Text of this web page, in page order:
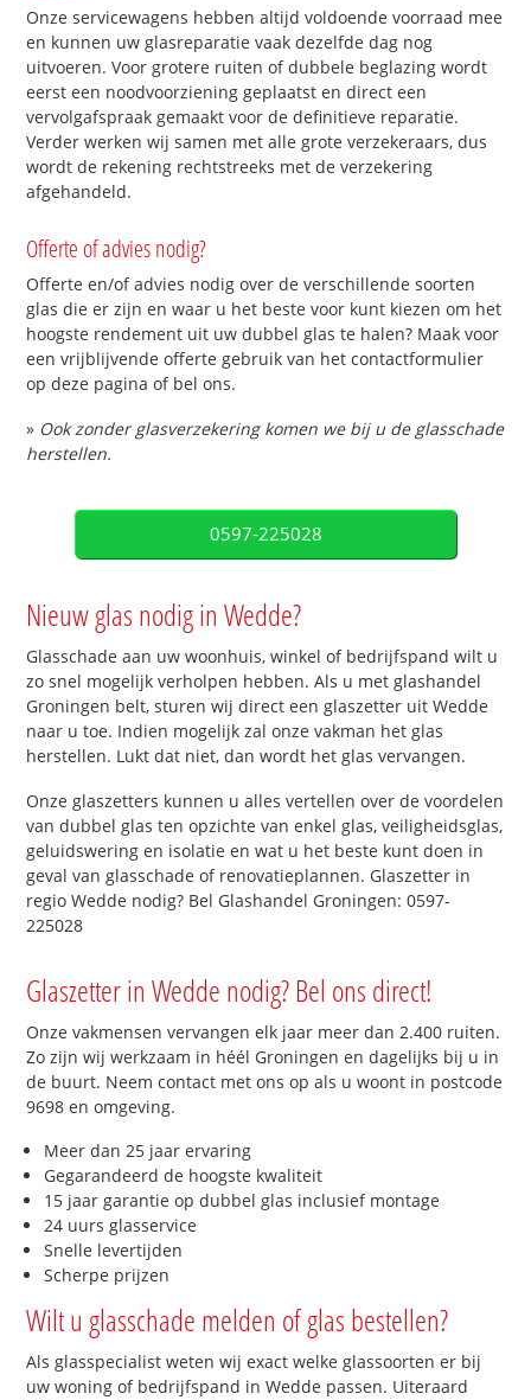
Onze servicewagens hebben altijd voldoende voorraad mee
en kunnen uw glasreparatie vaak dezelfde dag nog
uitvoeren. Voor grotere ruiten of dubbele beglazing wordt
eerst een noodvoorziening geplaatst en direct een
vervolgafspraak gemaakt voor de definitieve reparatie.
Verder werken wij samen met alle grote verzekeraars, dus
wordt de rekening rechtstreeks met de verzekering
afgehandeld.
Offerte of advies nodig?
Offerte en/of advies nodig over de verschillende soorten
glas die er zijn en waar u het beste voor kunt kiezen om het
hoogste rendement uit uw dubbel glas te halen? Maak voor
een vrijblijvende offerte gebruik van het contactformulier
op deze pagina of bel ons.
» Ook zonder glasverzekering komen we bij u de glasschade
herstellen.
0597-225028
Nieuw glas nodig in Wedde?
Glasschade aan uw woonhuis, winkel of bedrijfspand wilt u
zo snel mogelijk verholpen hebben. Als u met glashandel
Groningen belt, sturen wij direct een glaszetter uit Wedde
naar u toe. Indien mogelijk zal onze vakman het glas
herstellen. Lukt dat niet, dan wordt het glas vervangen.
Onze glaszetters kunnen u alles vertellen over de voordelen
van dubbel glas ten opzichte van enkel glas, veiligheidsglas,
geluidswering en isolatie en wat u het beste kunt doen in
geval van glasschade of renovatieplannen. Glaszetter in
regio Wedde nodig? Bel Glashandel Groningen: 0597-
225028
Glaszetter in Wedde nodig? Bel ons direct!
Onze vakmensen vervangen elk jaar meer dan 2.400 ruiten.
Zo zijn wij werkzaam in héél Groningen en dagelijks bij u in
de buurt. Neem contact met ons op als u woont in postcode
9698 en omgeving.
Meer dan 25 jaar ervaring
Gegarandeerd de hoogste kwaliteit
15 jaar garantie op dubbel glas inclusief montage
24 uurs glasservice
Snelle levertijden
Scherpe prijzen
Wilt u glasschade melden of glas bestellen?
Als glasspecialist weten wij exact welke glassoorten er bij
uw woning of bedrijfspand in Wedde passen. Uiteraard